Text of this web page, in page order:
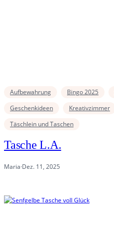
Aufbewahrung Bingo 2025
Geschenkideen
Kreativzimmer
Täschlein und Taschen
Tasche L.A.
Maria·Dez. 11, 2025